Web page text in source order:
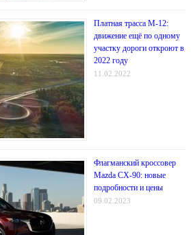
Платная трасса М-12:
движение ещё по одному
участку дороги откроют в
2022 году
11.02.2022
Флагманский кроссовер
Mazda CX-90: новые
подробности и цены
09.02.2023